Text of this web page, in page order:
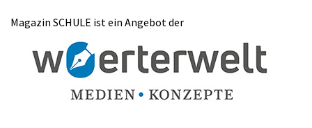
Magazin SCHULE ist ein Angebot der